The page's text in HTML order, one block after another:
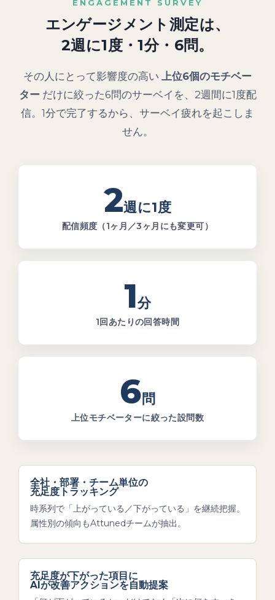
ENGAGEMENT SURVEY
エンゲージメント測定は、
2週に1度・1分・6問。
その人にとって影響度の高い 上位6個のモチベー
ターだけに絞った6問のサーベイを、2週間に1度配
信。1分で完了するから、サーベイ疲れを起こしま
せん。
2週に1度
配信頻度（1ヶ月／3ヶ月にも変更可）
1分
1回あたりの回答時間
6問
上位モチベーターに絞った設問数
全社・部署・チーム単位の
充足度トラッキング
時系列で「上がっている／下がっている」を継続把握。
属性別の傾向もAttunedチームが抽出。
充足度が下がった項目に
AIが改善アクションを自動提案